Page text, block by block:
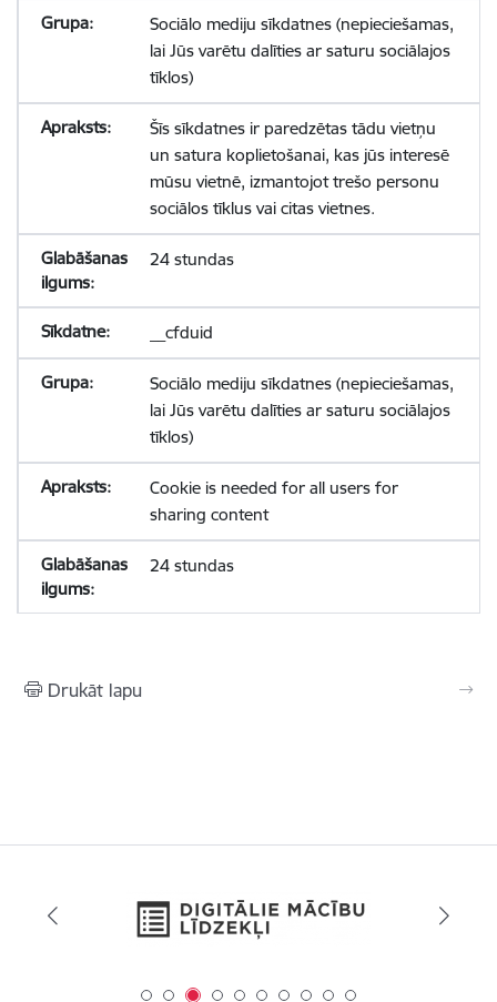
Sociālo mediju sīkdatnes (nepieciešamas,
lai Jūs varētu dalīties ar saturu sociālajos
tīklos)
Šīs sīkdatnes ir paredzētas tādu vietņu
un satura koplietošanai, kas jūs interesē
mūsu vietnē, izmantojot trešo personu
sociālos tīklus vai citas vietnes.
24 stundas
__cfduid
Sociālo mediju sīkdatnes (nepieciešamas,
lai Jūs varētu dalīties ar saturu sociālajos
tīklos)
Cookie is needed for all users for
sharing content
24 stundas
Drukāt lapu